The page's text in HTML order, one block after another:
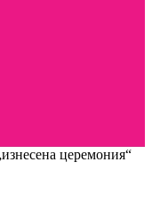
церемония“